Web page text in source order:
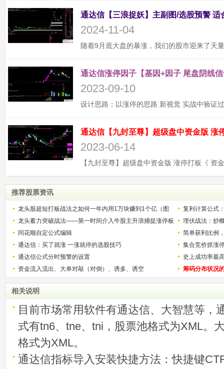
2024-11-04
通达信涨停因子【基因+因子 尾盘阴线
2023-09-10
2023-06-14
推荐股票资讯
龙头股超短打板战法之如何一年内用1万块赚到1个亿（图
解）
复利计算公式
少？
龙头蓄力突破战法——第一时间介入牛股主升浪捕捉涨停板
的技巧（图解）
埋伏战法：炒
同花顺自定公式编辑
简单获利比例
用
通达信：买了就涨 一涨就停的选股技巧
集合竞价抓涨
通达信公式分时预警的设置
史上成功率最
称选股法宝！
资金流入流出、大单对敲（对倒）、诱多、诱空 筹码分布状况
相关说明
目前市场常用软件有通达信、大智慧等，
式有tn6、tne、tni，股票池格式为XML。
格式为XML。
通达信指标导入安装快捷方法：快捷键